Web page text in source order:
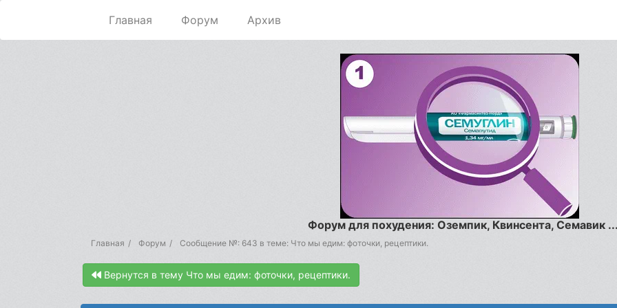
Главная Форум Архив
Форум для похудения: Оземпик, Квинсента, Семавик
Главная Форум Сообщение №: 643 в теме: Что мы едим: фоточки, рецептики.
Вернутся в тему Что мы едим: фоточки, рецептики.